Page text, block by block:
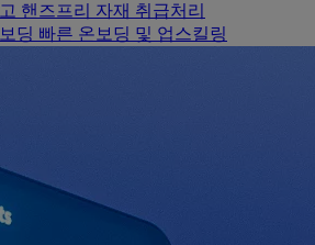
핸즈프리 자재 취급처리
딩 빠른 온보딩 및 업스킬링